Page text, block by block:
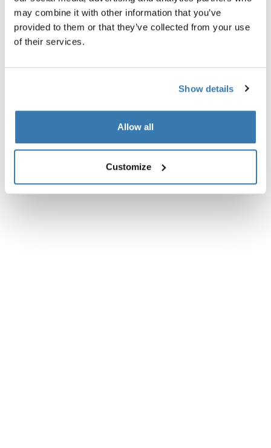
may combine it with other information that you’ve
provided to them or that they’ve collected from your use
of their services.
Show details
Allow all
Customize
expande 6 cm (2,5 pulg.) para brindar espacio
adicional y además protege todos tus artículos, desde
los dispositivos electrónicos hasta tu identificación.
Todas las características
Toggle techspec
Especificaciones técnicas